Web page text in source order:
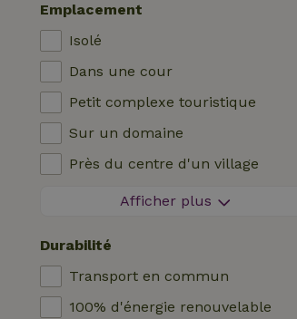
Lit pour enfant
Bain
Station de recharge pour voiture
Piscine (en commun)
Maison de campagne
Chalet
Villa
Glamping
Cabane en rondins
Logis
Roulotte
Hutte
Emplacement de camping
Emplacement
Isolé
Dans une cour
Petit complexe touristique
Sur un domaine
Près du centre d'un village
A l'orée d'un village
Afficher plus
Durabilité
Transport en commun
100% d'énergie renouvelable